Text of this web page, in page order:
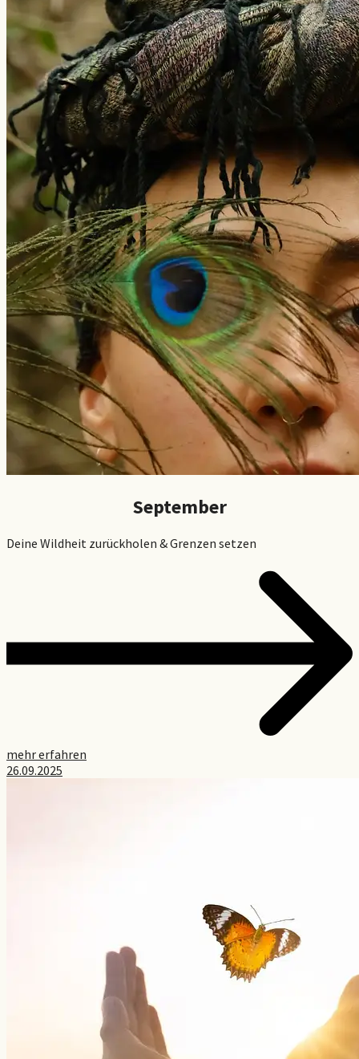
September
Deine Wildheit zurückholen & Grenzen setzen
mehr erfahren
26.09.2025